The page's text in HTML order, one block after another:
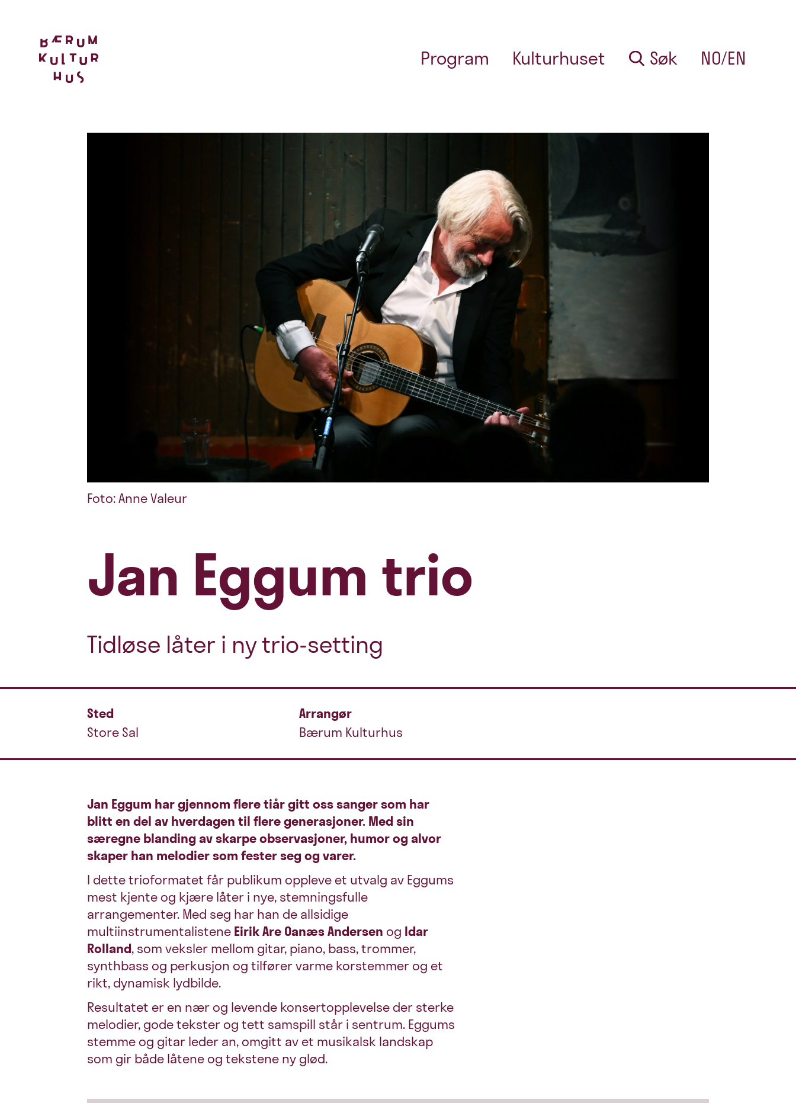
Program Kulturhuset Søk NO/EN
Foto: Anne Valeur
Jan Eggum trio
Tidløse låter i ny trio-setting
Sted
Store Sal
Arrangør
Bærum Kulturhus
Jan Eggum har gjennom flere tiår gitt oss sanger som har
blitt en del av hverdagen til flere generasjoner. Med sin
særegne blanding av skarpe observasjoner, humor og alvor
skaper han melodier som fester seg og varer.
I dette trioformatet får publikum oppleve et utvalg av Eggums
mest kjente og kjære låter i nye, stemningsfulle
arrangementer. Med seg har han de allsidige
multiinstrumentalistene Eirik Are Oanæs Andersen og Idar
Rolland, som veksler mellom gitar, piano, bass, trommer,
synthbass og perkusjon og tilfører varme korstemmer og et
rikt, dynamisk lydbilde.
Resultatet er en nær og levende konsertopplevelse der sterke
melodier, gode tekster og tett samspill står i sentrum. Eggums
stemme og gitar leder an, omgitt av et musikalsk landskap
som gir både låtene og tekstene ny glød.